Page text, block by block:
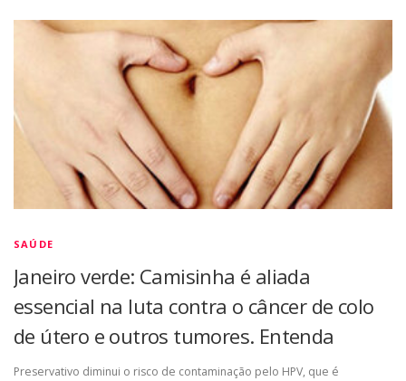
SAÚDE
Janeiro verde: Camisinha é aliada
essencial na luta contra o câncer de colo
de útero e outros tumores. Entenda
Preservativo diminui o risco de contaminação pelo HPV, que é